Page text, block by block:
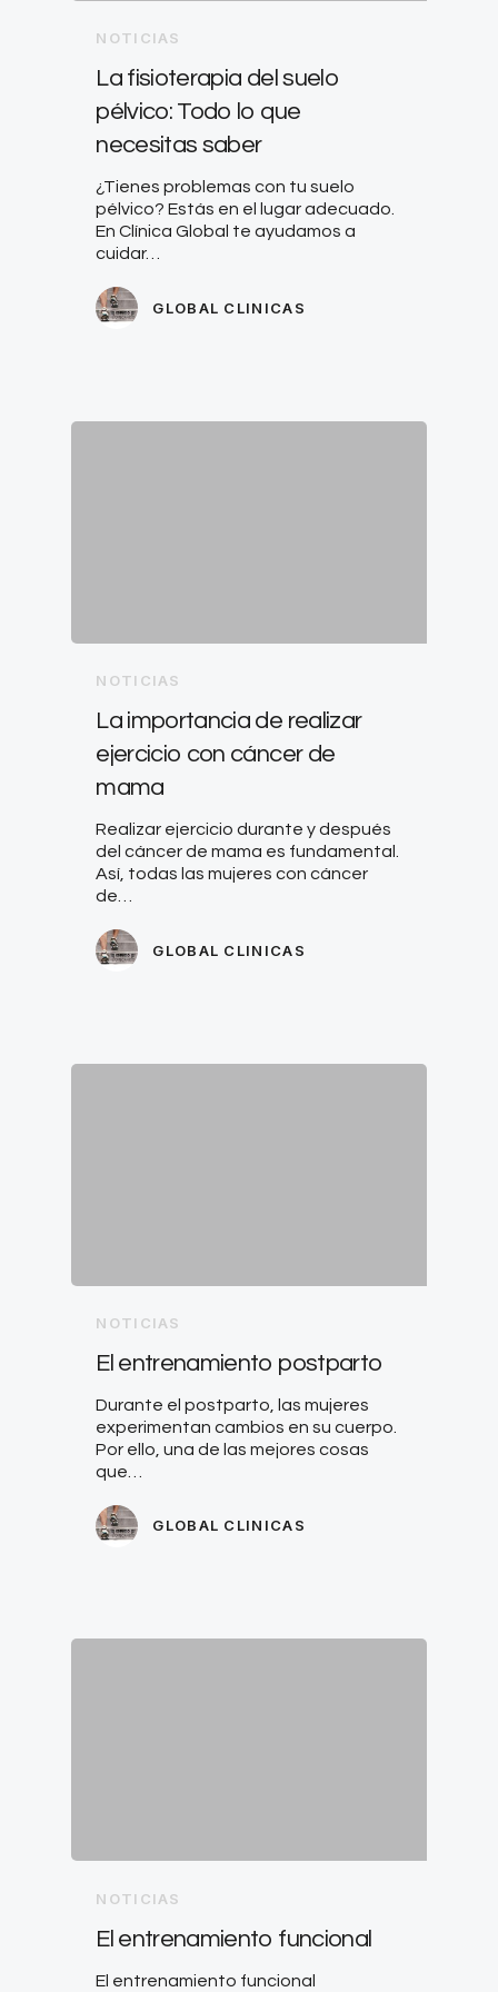
NOTICIAS
La fisioterapia del suelo
pélvico: Todo lo que
necesitas saber
¿Tienes problemas con tu suelo
pélvico? Estás en el lugar adecuado.
En Clínica Global te ayudamos a
cuidar…
GLOBAL CLINICAS
NOTICIAS
La importancia de realizar
ejercicio con cáncer de
mama
Realizar ejercicio durante y después
del cáncer de mama es fundamental.
Así, todas las mujeres con cáncer
de…
GLOBAL CLINICAS
NOTICIAS
El entrenamiento postparto
Durante el postparto, las mujeres
experimentan cambios en su cuerpo.
Por ello, una de las mejores cosas
que…
GLOBAL CLINICAS
NOTICIAS
El entrenamiento funcional
El entrenamiento funcional